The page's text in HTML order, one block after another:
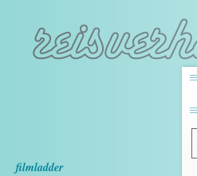
filmladder